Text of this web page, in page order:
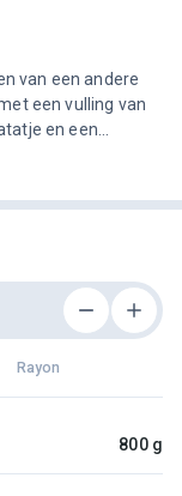
van een andere
een vulling van
en een
Rayon
800 g